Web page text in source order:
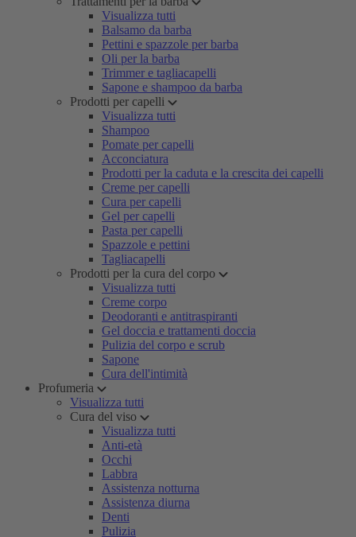
Visualizza tutti
Balsamo da barba
Pettini e spazzole per barba
Oli per la barba
Trimmer e tagliacapelli
Sapone e shampoo da barba
Prodotti per capelli
Visualizza tutti
Shampoo
Pomate per capelli
Acconciatura
Prodotti per la caduta e la crescita dei capelli
Creme per capelli
Cura per capelli
Gel per capelli
Pasta per capelli
Spazzole e pettini
Tagliacapelli
Prodotti per la cura del corpo
Visualizza tutti
Creme corpo
Deodoranti e antitraspiranti
Gel doccia e trattamenti doccia
Pulizia del corpo e scrub
Sapone
Cura dell'intimità
Profumeria
Visualizza tutti
Cura del viso
Visualizza tutti
Anti-età
Occhi
Labbra
Assistenza notturna
Assistenza diurna
Denti
Pulizia